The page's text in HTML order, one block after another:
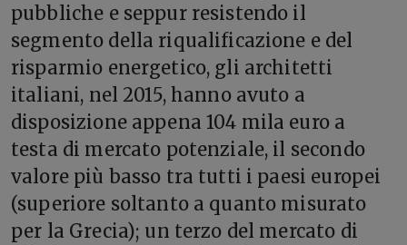
pubbliche e seppur resistendo il
segmento della riqualificazione e del
risparmio energetico, gli architetti
italiani, nel 2015, hanno avuto a
disposizione appena 104 mila euro a
testa di mercato potenziale, il secondo
valore più basso tra tutti i paesi europei
(superiore soltanto a quanto misurato
per la Grecia); un terzo del mercato di